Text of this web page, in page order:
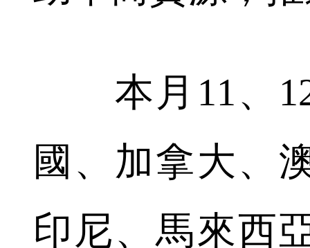
本月11、12
國、加拿大、
印尼、馬來西